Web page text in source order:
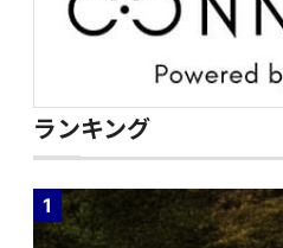
ランキング
1